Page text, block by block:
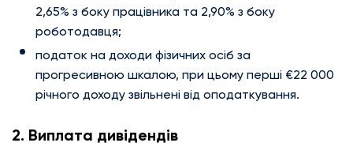
2,65% з боку працівника та 2,90% з боку
роботодавця;
податок на доходи фізичних осіб за
прогресивною шкалою, при цьому перші €22 000
річного доходу звільнені від оподаткування.
2. Виплата дивідендів